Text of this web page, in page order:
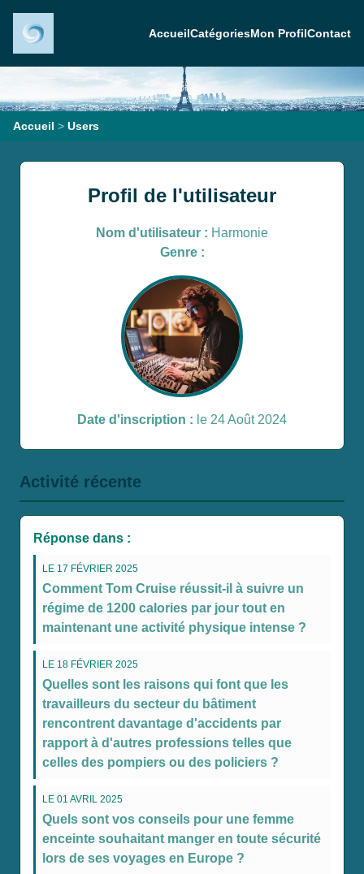
AccueilCatégoriesMon ProfilContact
Accueil > Users
Profil de l'utilisateur
Nom d'utilisateur : Harmonie
Genre :
Date d'inscription : le 24 Août 2024
Activité récente
Réponse dans :
LE 17 FÉVRIER 2025
Comment Tom Cruise réussit-il à suivre un
régime de 1200 calories par jour tout en
maintenant une activité physique intense ?
LE 18 FÉVRIER 2025
Quelles sont les raisons qui font que les
travailleurs du secteur du bâtiment
rencontrent davantage d'accidents par
rapport à d'autres professions telles que
celles des pompiers ou des policiers ?
LE 01 AVRIL 2025
Quels sont vos conseils pour une femme
enceinte souhaitant manger en toute sécurité
lors de ses voyages en Europe ?